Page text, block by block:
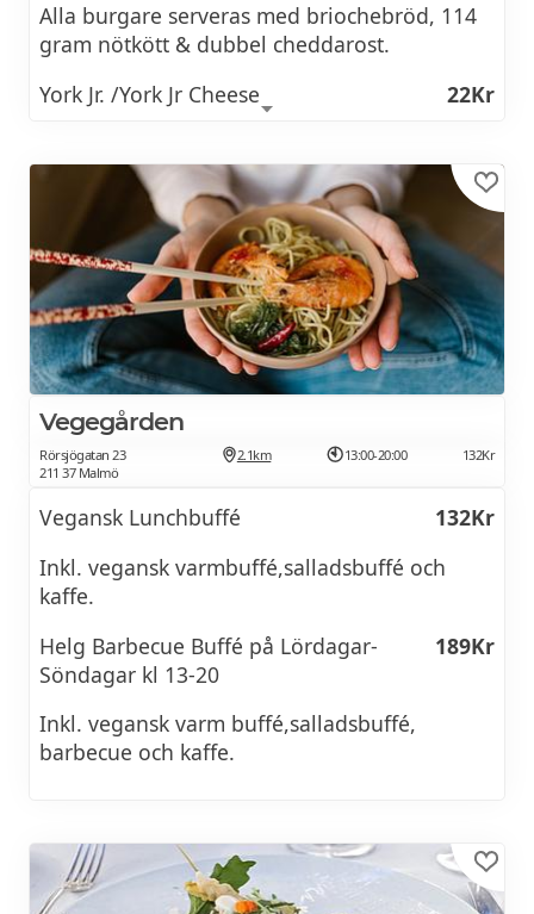
Alla burgare serveras med briochebröd, 114
gram nötkött & dubbel cheddarost.
York Jr. /York Jr Cheese
22Kr
cheaddarost, silverlök, pickles, senap
QP Tripple Cheese burger
California burger
79Kr
Californiasås, isbergssallad, rödlök, tomat
Yorker burger
85Kr
Japalenomajo, BBQ sås, rödlök.
Vegas burger
95Kr
Rökt majo, honungssrirachaglaza, becon,
Bacon truffle & jam burger
Tryffelmajo, fikonmarmelad, rostad lök &
bacon
Vegoburgare från
Cheese fries
49Kr
Vegegården
Rörsjögatan 23
211 37 Malmö
2.1km 13:00-20:00 132Kr
Vegansk Lunchbuffé
132Kr
Inkl. vegansk varmbuffé,salladsbuffé och
kaffe.
Helg Barbecue Buffé på Lördagar-
Söndagar kl 13-20
189Kr
Inkl. vegansk varm buffé,salladsbuffé,
barbecue och kaffe.